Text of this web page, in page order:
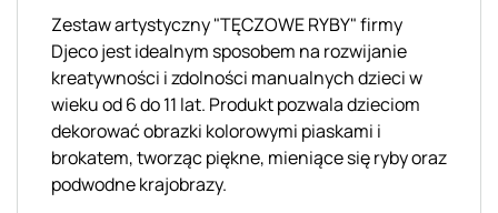
Zestaw artystyczny "TĘCZOWE RYBY" firmy
Djeco jest idealnym sposobem na rozwijanie
kreatywności i zdolności manualnych dzieci w
wieku od 6 do 11 lat. Produkt pozwala dzieciom
dekorować obrazki kolorowymi piaskami i
brokatem, tworząc piękne, mieniące się ryby oraz
podwodne krajobrazy.